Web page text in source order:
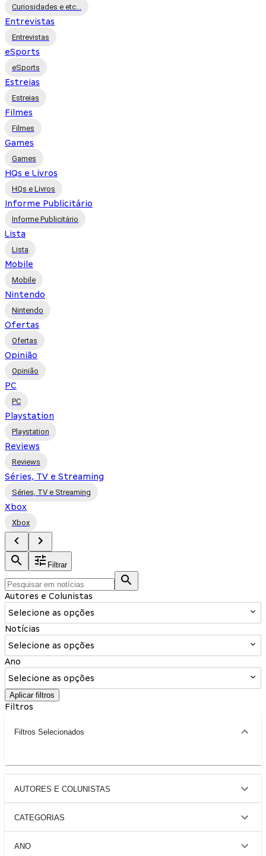
Curiosidades e etc...
Entrevistas
Entrevistas
eSports
eSports
Estreias
Estreias
Filmes
Filmes
Games
Games
HQs e Livros
HQs e Livros
Informe Publicitário
Informe Publicitário
Lista
Lista
Mobile
Mobile
Nintendo
Nintendo
Ofertas
Ofertas
Opinião
Opinião
PC
PC
Playstation
Playstation
Reviews
Reviews
Séries, TV e Streaming
Séries, TV e Streaming
Xbox
Xbox
Filtrar
Autores e Colunistas
Selecione as opções
Notícias
Selecione as opções
Ano
Selecione as opções
Aplicar filtros
Filtros
Filtros Selecionados
AUTORES E COLUNISTAS
CATEGORIAS
ANO